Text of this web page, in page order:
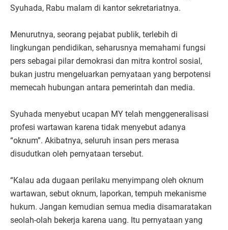
Syuhada, Rabu malam di kantor sekretariatnya.
Menurutnya, seorang pejabat publik, terlebih di
lingkungan pendidikan, seharusnya memahami fungsi
pers sebagai pilar demokrasi dan mitra kontrol sosial,
bukan justru mengeluarkan pernyataan yang berpotensi
memecah hubungan antara pemerintah dan media.
Syuhada menyebut ucapan MY telah menggeneralisasi
profesi wartawan karena tidak menyebut adanya
“oknum”. Akibatnya, seluruh insan pers merasa
disudutkan oleh pernyataan tersebut.
“Kalau ada dugaan perilaku menyimpang oleh oknum
wartawan, sebut oknum, laporkan, tempuh mekanisme
hukum. Jangan kemudian semua media disamaratakan
seolah-olah bekerja karena uang. Itu pernyataan yang